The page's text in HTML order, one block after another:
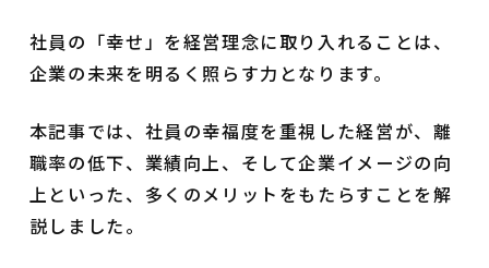
社員の「幸せ」を経営理念に取り入れることは、
企業の未来を明るく照らす力となります。
本記事では、社員の幸福度を重視した経営が、離
職率の低下、業績向上、そして企業イメージの向
上といった、多くのメリットをもたらすことを解
説しました。